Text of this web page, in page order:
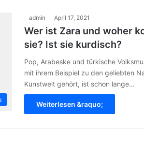
admin April 17, 2021
Wer ist Zara und woher
sie? Ist sie kurdisch?
Pop, Arabeske und türkische
mit ihrem Beispiel zu den geliebten
Kunstwelt gehört, ist schon lange…
Weiterlesen &raquo;